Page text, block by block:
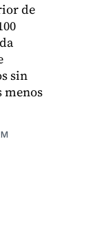
de
sin
menos